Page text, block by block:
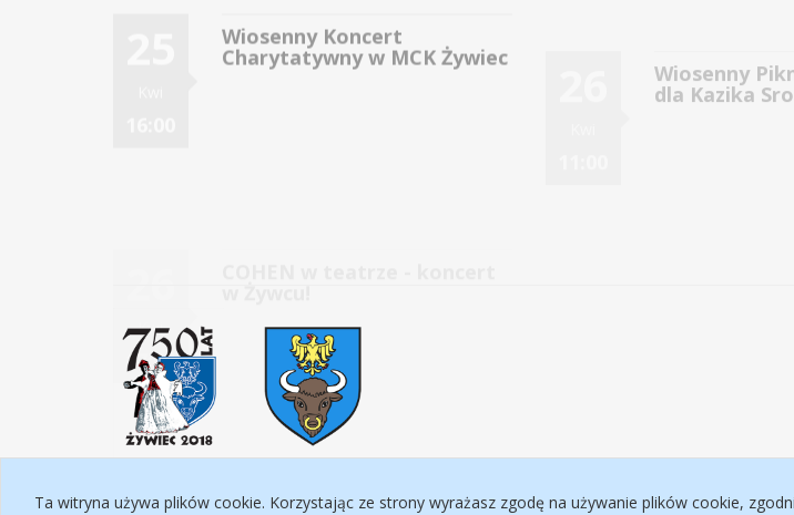
Ta witryna używa plików cookie. Korzystając ze strony wyrażasz zgodę na używanie plików cookie,